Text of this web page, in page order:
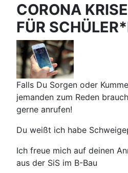
CORONA
FÜR
Falls Du Sorgen oder
jemanden zum Reden
gerne anrufen!
Du weißt ich habe
Ich freue mich auf deinen
aus der SiS im B-Bau